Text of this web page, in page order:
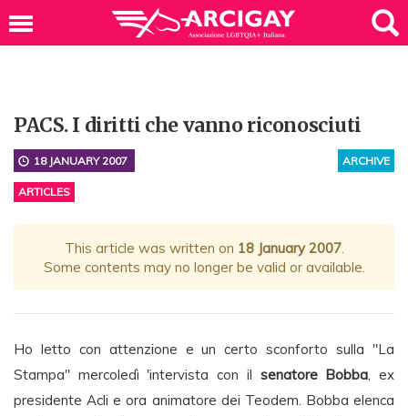
PACS. I diritti che vanno riconosciuti
ARCHIVE
18 JANUARY 2007
ARTICLES
This article was written on 18 January 2007.
Some contents may no longer be valid or available.
Ho letto con attenzione e un certo sconforto sulla "La
Stampa" mercoledì 'intervista con il senatore Bobba, ex
presidente Acli e ora animatore dei Teodem. Bobba elenca